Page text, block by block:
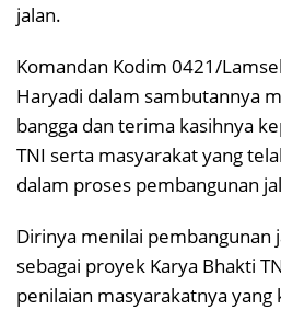
jalan.
Komandan Kodim 0421/
Haryadi dalam sambutannya
bangga dan terima kasihnya
TNI serta masyarakat yang
dalam proses pembangunan
Dirinya menilai pembangunan
sebagai proyek Karya Bhakti
penilaian masyarakatnya yang